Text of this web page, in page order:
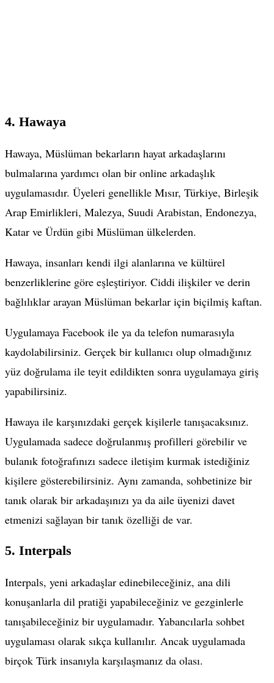
4. Hawaya
Hawaya, Müslüman bekarların hayat arkadaşlarını
bulmalarına yardımcı olan bir online arkadaşlık
uygulamasıdır. Üyeleri genellikle Mısır, Türkiye, Birleşik
Arap Emirlikleri, Malezya, Suudi Arabistan, Endonezya,
Katar ve Ürdün gibi Müslüman ülkelerden.
Hawaya, insanları kendi ilgi alanlarına ve kültürel
benzerliklerine göre eşleştiriyor. Ciddi ilişkiler ve derin
bağlılıklar arayan Müslüman bekarlar için biçilmiş kaftan.
Uygulamaya Facebook ile ya da telefon numarasıyla
kaydolabilirsiniz. Gerçek bir kullanıcı olup olmadığınız
yüz doğrulama ile teyit edildikten sonra uygulamaya giriş
yapabilirsiniz.
Hawaya ile karşınızdaki gerçek kişilerle tanışacaksınız.
Uygulamada sadece doğrulanmış profilleri görebilir ve
bulanık fotoğrafınızı sadece iletişim kurmak istediğiniz
kişilere gösterebilirsiniz. Aynı zamanda, sohbetinize bir
tanık olarak bir arkadaşınızı ya da aile üyenizi davet
etmenizi sağlayan bir tanık özelliği de var.
5. Interpals
Interpals, yeni arkadaşlar edinebileceğiniz, ana dili
konuşanlarla dil pratiği yapabileceğiniz ve gezginlerle
tanışabileceğiniz bir uygulamadır. Yabancılarla sohbet
uygulaması olarak sıkça kullanılır. Ancak uygulamada
birçok Türk insanıyla karşılaşmanız da olası.